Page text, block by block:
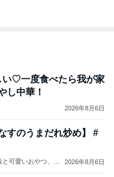
い♡一度食べたら我が家
し中華！
2026年8月6日
すのうまだれ炒め】 #
可愛いおやつ、キ
2026年8月6日